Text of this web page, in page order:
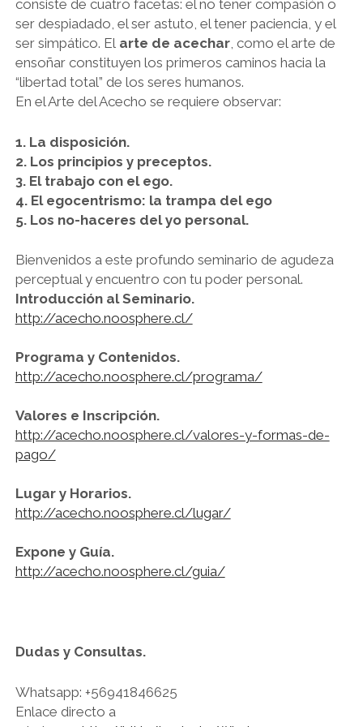
consiste de cuatro facetas: el no tener compasión o
ser despiadado, el ser astuto, el tener paciencia, y el
ser simpático. El arte de acechar, como el arte de
ensoñar constituyen los primeros caminos hacia la
“libertad total” de los seres humanos.
En el Arte del Acecho se requiere observar:
1. La disposición.
2. Los principios y preceptos.
3. El trabajo con el ego.
4. El egocentrismo: la trampa del ego
5. Los no-haceres del yo personal.
Bienvenidos a este profundo seminario de agudeza
perceptual y encuentro con tu poder personal.
Introducción al Seminario.
http://acecho.noosphere.cl/
Programa y Contenidos.
http://acecho.noosphere.cl/programa/
Valores e Inscripción.
http://acecho.noosphere.cl/valores-y-formas-de-
pago/
Lugar y Horarios.
http://acecho.noosphere.cl/lugar/
Expone y Guía.
http://acecho.noosphere.cl/guia/
Dudas y Consultas.
Whatsapp: +56941846625
Enlace directo a